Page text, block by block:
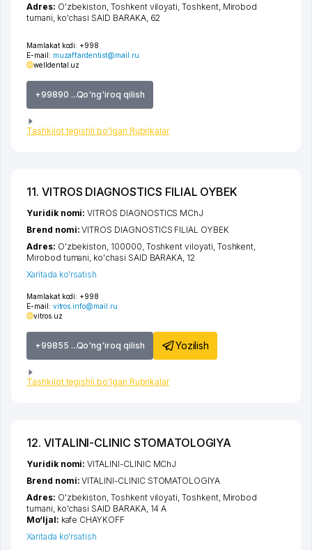
Mamlakat kodi: +998
E-mail: muzaffardentist@mail.ru
welldental.uz
+99890 ...Qo'ng'iroq qilish
Tashkilot tegishli bo'lgan Rubrikalar
Adres: O'zbekiston,Toshkent viloyati ,Toshkent, Mirobod
tumani ko'chasi SAID BARAKA, 62
11. VITROS DIAGNOSTICS FILIAL OYBEK
Mamlakat kodi: +998
E-mail: vitros.info@mail.ru
vitros.uz
+99855 ...Qo'ng'iroq qilish Yozilish
Tashkilot tegishli bo'lgan Rubrikalar
Yuridik nomi:VITROS DIAGNOSTICS MChJ
Brend nomi:VITROS DIAGNOSTICS FILIAL OYBEK
Adres: O'zbekiston, 100000, Toshkent viloyati, Toshkent,
Mirobod tumani, ko'chasi SAID BARAKA, 12
Xaritada ko'rsatish
12. VITALINI-CLINIC STOMATOLOGIYA
Yuridik nomi:VITALINI-CLINIC MChJ
Brend nomi:VITALINI-CLINIC STOMATOLOGIYA
Adres: O'zbekiston,Toshkent viloyati,Toshkent, Mirobod
tumani, ko'chasi SAID BARAKA, 14 А
Mo‘ljal: kafe CHAYKOFF
Xaritada ko'rsatish